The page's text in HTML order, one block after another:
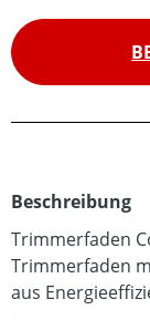
Beschreibung
Trimmerfaden
Trimmerfaden
aus